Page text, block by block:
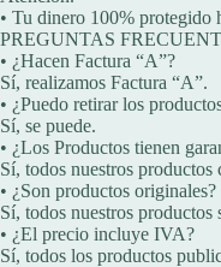
• Tu dinero 100% protegido
PREGUNTAS
• ¿Hacen Factura “A”?
Sí, realizamos Factura “A”.
• ¿Puedo retirar los
Sí, se puede.
• ¿Los Productos tienen
Sí, todos nuestros productos
• ¿Son productos originales?
Sí, todos nuestros productos
• ¿El precio incluye IVA?
Sí, todos los productos